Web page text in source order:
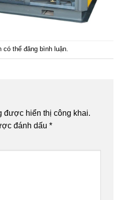
có thể đăng bình luận.
được hiển thị công khai.
đánh dấu *